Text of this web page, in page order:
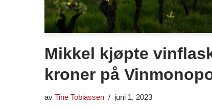
Mikkel kjøpte
kroner på
av Tine Tobiassen juni 1, 2023